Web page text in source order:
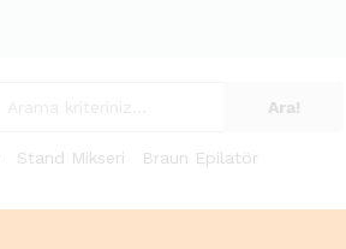
Ara!
Stand Mikseri
Braun Epilatör